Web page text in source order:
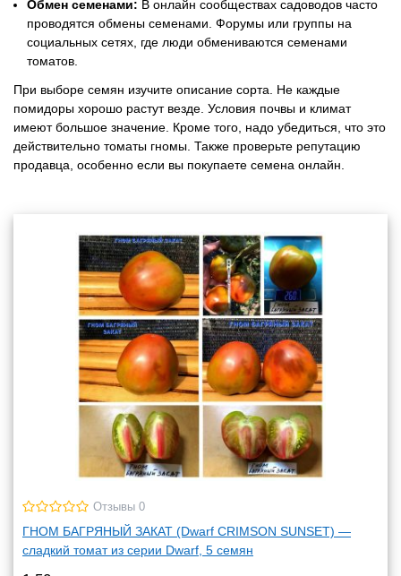
Обмен семенами: В онлайн сообществах садоводов часто
проводятся обмены семенами. Форумы или группы на
социальных сетях, где люди обмениваются семенами
томатов.
При выборе семян изучите описание сорта. Не каждые
помидоры хорошо растут везде. Условия почвы и климат
имеют большое значение. Кроме того, надо убедиться, что это
действительно томаты гномы. Также проверьте репутацию
продавца, особенно если вы покупаете семена онлайн.
Отзывы 0
ГНОМ БАГРЯНЫЙ ЗАКАТ (Dwarf CRIMSON SUNSET) —
сладкий томат из серии Dwarf, 5 семян